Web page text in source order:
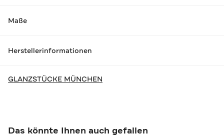
Maße
Herstellerinformationen
GLANZSTÜCKE MÜNCHEN
Das könnte Ihnen auch gefallen